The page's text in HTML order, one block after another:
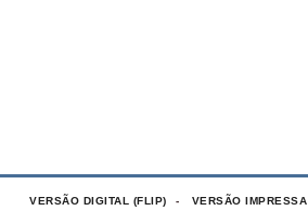
VERSÃO DIGITAL (FLIP) VERSÃO IMPRESSA